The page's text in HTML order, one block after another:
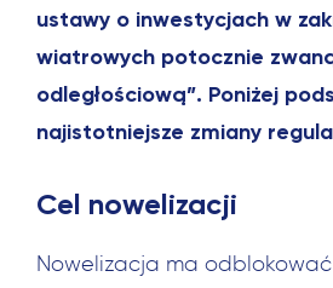
ustawy o inwestycjach w
wiatrowych potocznie
odległościową”. Poniżej
najistotniejsze zmiany
Cel nowelizacji
Nowelizacja ma